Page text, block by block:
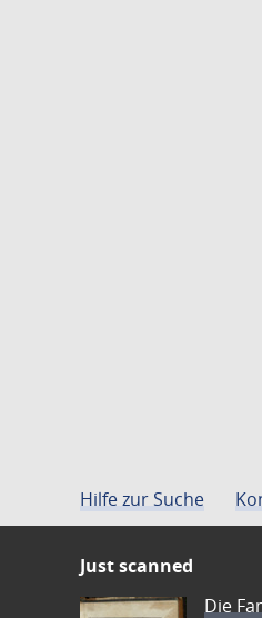
Hilfe zur Suche
Just scanned
Die